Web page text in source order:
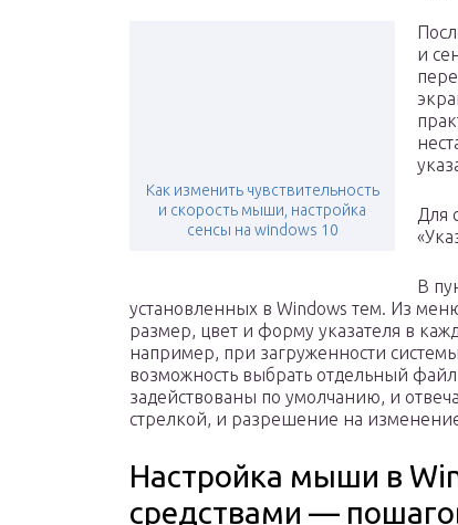
Как изменить чувствительность
и скорость мыши, настройка
сенсы на windows 10
и
Для
В
установленных в Windows тем. Из
размер, цвет и форму указателя в
например, при загруженности
возможность выбрать отдельный
задействованы по умолчанию, и
стрелкой, и разрешение на
Настройка мыши в
средствами —